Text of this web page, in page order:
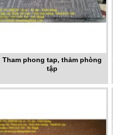
Tham phong tap, thảm phòng
tập